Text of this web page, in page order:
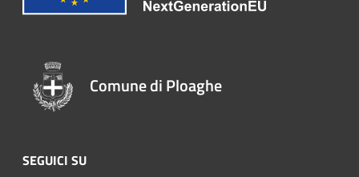
Comune di Ploaghe
SEGUICI SU